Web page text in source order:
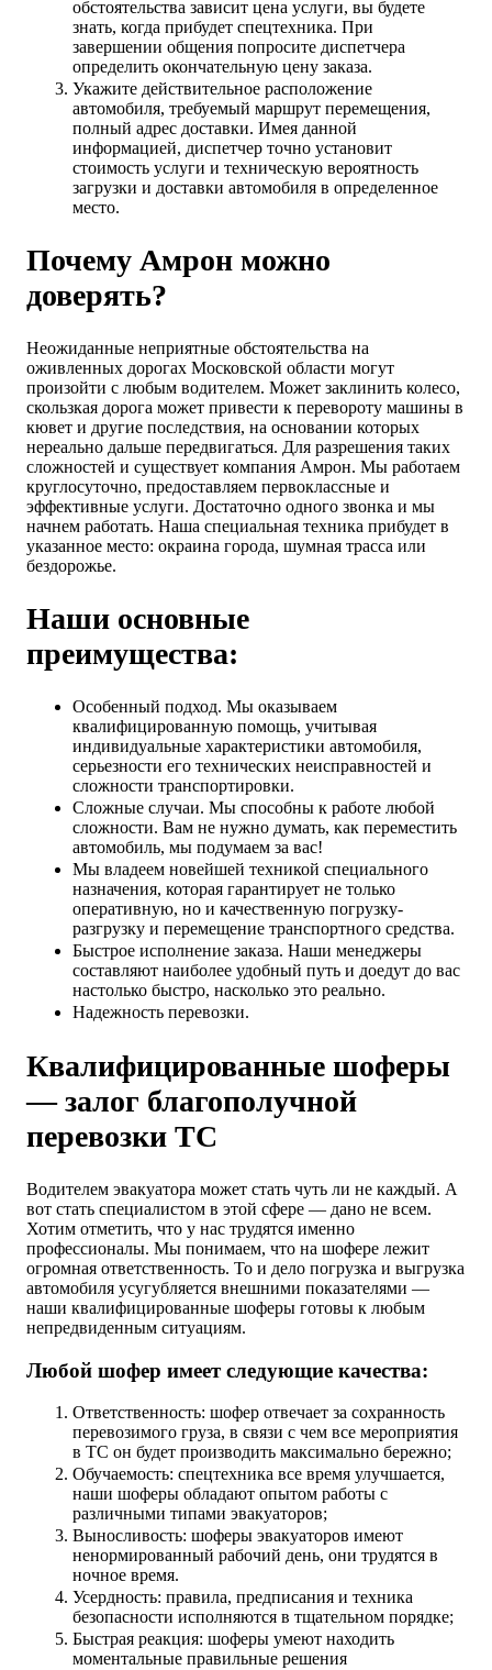
обстоятельства зависит цена услуги, вы будете
знать, когда прибудет спецтехника. При
завершении общения попросите диспетчера
определить окончательную цену заказа.
Укажите действительное расположение
автомобиля, требуемый маршрут перемещения,
полный адрес доставки. Имея данной
информацией, диспетчер точно установит
стоимость услуги и техническую вероятность
загрузки и доставки автомобиля в определенное
место.
Почему Амрон можно
доверять?
Неожиданные неприятные обстоятельства на
оживленных дорогах Московской области могут
произойти с любым водителем. Может заклинить колесо,
скользкая дорога может привести к перевороту машины в
кювет и другие последствия, на основании которых
нереально дальше передвигаться. Для разрешения таких
сложностей и существует компания Амрон. Мы работаем
круглосуточно, предоставляем первоклассные и
эффективные услуги. Достаточно одного звонка и мы
начнем работать. Наша специальная техника прибудет в
указанное место: окраина города, шумная трасса или
бездорожье.
Наши основные
преимущества:
Особенный подход. Мы оказываем
квалифицированную помощь, учитывая
индивидуальные характеристики автомобиля,
серьезности его технических неисправностей и
сложности транспортировки.
Сложные случаи. Мы способны к работе любой
сложности. Вам не нужно думать, как переместить
автомобиль, мы подумаем за вас!
Мы владеем новейшей техникой специального
назначения, которая гарантирует не только
оперативную, но и качественную погрузку-
разгрузку и перемещение транспортного средства.
Быстрое исполнение заказа. Наши менеджеры
составляют наиболее удобный путь и доедут до вас
настолько быстро, насколько это реально.
Надежность перевозки.
Квалифицированные шоферы
— залог благополучной
перевозки ТС
Водителем эвакуатора может стать чуть ли не каждый. А
вот стать специалистом в этой сфере — дано не всем.
Хотим отметить, что у нас трудятся именно
профессионалы. Мы понимаем, что на шофере лежит
огромная ответственность. То и дело погрузка и выгрузка
автомобиля усугубляется внешними показателями —
наши квалифицированные шоферы готовы к любым
непредвиденным ситуациям.
Любой шофер имеет следующие качества:
Ответственность: шофер отвечает за сохранность
перевозимого груза, в связи с чем все мероприятия
в ТС он будет производить максимально бережно;
Обучаемость: спецтехника все время улучшается,
наши шоферы обладают опытом работы с
различными типами эвакуаторов;
Выносливость: шоферы эвакуаторов имеют
ненормированный рабочий день, они трудятся в
ночное время.
Усердность: правила, предписания и техника
безопасности исполняются в тщательном порядке;
Быстрая реакция: шоферы умеют находить
моментальные правильные решения